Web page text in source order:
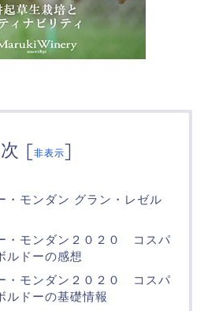
[非表示]
・モンダン グラン・レゼル
・モンダン２０２０ コスパ
ルドーの感想
・モンダン２０２０ コスパ
ルドーの基礎情報